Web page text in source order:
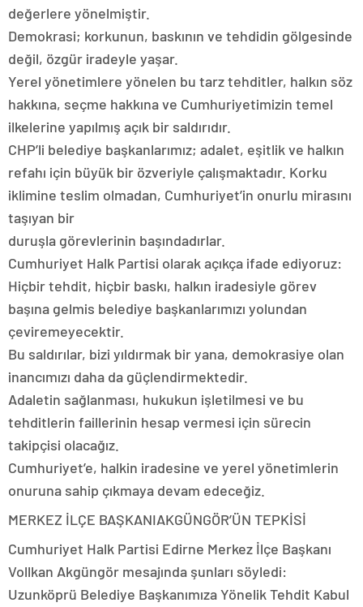
değerlere yönelmiştir.
Demokrasi; korkunun, baskının ve tehdidin gölgesinde
değil, özgür iradeyle yaşar.
Yerel yönetimlere yönelen bu tarz tehditler, halkın söz
hakkına, seçme hakkına ve Cumhuriyetimizin temel
ilkelerine yapılmış açık bir saldırıdır.
CHP’li belediye başkanlarımız; adalet, eşitlik ve halkın
refahı için büyük bir özveriyle çalışmaktadır. Korku
iklimine teslim olmadan, Cumhuriyet’in onurlu mirasını
taşıyan bir
duruşla görevlerinin başındadırlar.
Cumhuriyet Halk Partisi olarak açıkça ifade ediyoruz:
Hiçbir tehdit, hiçbir baskı, halkın iradesiyle görev
başına gelmis belediye başkanlarımızı yolundan
çeviremeyecektir.
Bu saldırılar, bizi yıldırmak bir yana, demokrasiye olan
inancımızı daha da güçlendirmektedir.
Adaletin sağlanması, hukukun işletilmesi ve bu
tehditlerin faillerinin hesap vermesi için sürecin
takipçisi olacağız.
Cumhuriyet’e, halkin iradesine ve yerel yönetimlerin
onuruna sahip çıkmaya devam edeceğiz.
MERKEZ İLÇE BAŞKANIAKGÜNGÖR’ÜN TEPKİSİ
Cumhuriyet Halk Partisi Edirne Merkez İlçe Başkanı
Vollkan Akgüngör mesajında şunları söyledi:
Uzunköprü Belediye Başkanımıza Yönelik Tehdit Kabul